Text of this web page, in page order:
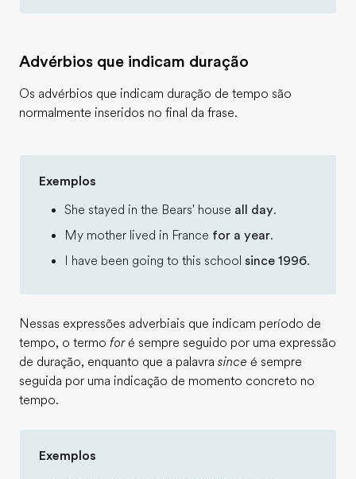
Advérbios que indicam duração
Os advérbios que indicam duração de tempo são
normalmente inseridos no final da frase.
Exemplos
She stayed in the Bears' house all day.
My mother lived in France for a year.
I have been going to this school since 1996.
Nessas expressões adverbiais que indicam período de
tempo, o termo foré sempre seguido por uma expressão
de duração, enquanto que a palavra since é sempre
seguida por uma indicação de momento concreto no
tempo.
Exemplos